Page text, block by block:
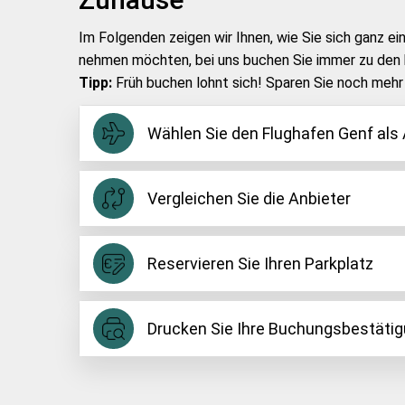
Im Folgenden zeigen wir Ihnen, wie Sie sich ganz
nehmen möchten, bei uns buchen Sie immer zu
Tipp: Früh buchen lohnt sich! Sparen Sie noch
Wählen Sie den Flughafen Genf
Sie haben einen Flug vom Flughafen Genf
aller Optionen, um am Flughafen Genf parken
Vergleichen Sie die Anbieter
Nun ist es an der Zeit die verschiedenen
entnehmen, sodass Sie sich schon einmal
Filterfunktion nutzen. Hier können Sie Ihre
sich unsere Kundenbewertungen zu lesen, um
Reservieren Sie Ihren Parkplatz
Sie haben den perfekten Parkplatz Flughafen
dazu einfach den gelben "Reservieren" Knopf
persönlichen Daten ein und die gewünschte
Drucken Sie Ihre